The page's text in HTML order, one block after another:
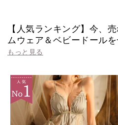
【人気ランキング】今、
ムウェア＆ベビードールを
もっと見る